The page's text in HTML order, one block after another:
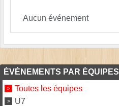
Aucun événement
ÉVÉNEMENTS PAR ÉQUIPES
Toutes les équipes
U7